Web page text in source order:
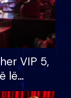
VIP 5,
lë
për